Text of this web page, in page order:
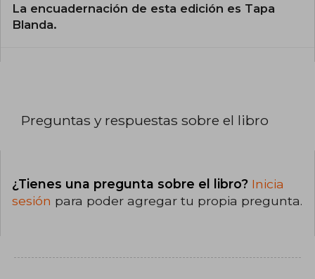
La encuadernación de esta edición es Tapa
Blanda.
Preguntas y respuestas sobre el libro
¿Tienes una pregunta sobre el libro? Inicia
sesión para poder agregar tu propia pregunta.